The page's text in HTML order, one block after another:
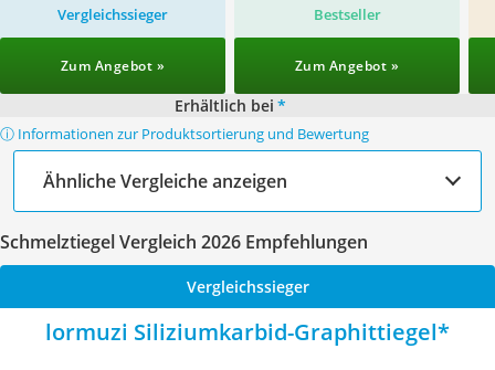
Vergleichssieger
Zum Angebot »
Bestseller
Zum Angebot »
Erhältlich bei *
ⓘ Informationen zur Produktsortierung und Bewertung
Ähnliche Vergleiche anzeigen
Schmelztiegel Vergleich 2026 Empfehlungen
Vergleichssieger
lormuzi Siliziumkarbid-Graphittiegel